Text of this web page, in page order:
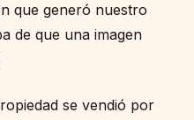
que generó nuestro
de que una imagen
se vendió por